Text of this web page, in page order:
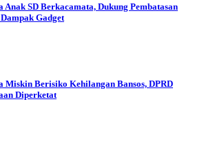
SD Berkacamata, Dukung Pembatasan
Gadget
Miskin Berisiko Kehilangan Bansos, DPRD
Diperketat